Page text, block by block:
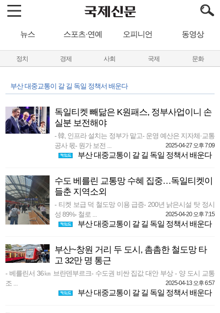
뉴스 스포츠·연예 오피니언 동영상
정치 경제 사회 국제 문화
부산 대중교통이 갈 길 독일 정책서 배운다
독일티켓 빼닮은 K원패스, 정부사업이니 손
실분 보전해야
- 韓, 인프라 설치는 정부가 맡고- 운영 예산은 지자체·교통
공사 몫- 원가 보전 ...
2025-04-27 오후 7:09
부산 대중교통이 갈 길 독일 정책서 배운다
수도 베를린 교통망 수혜 집중…독일티켓이
들춘 지역소외
- 티켓 보급 덕 철도망 이용 급증- 200년 낡은시설 탓 정시
성 89%- 철로 ...
2025-04-20 오후 7:15
부산 대중교통이 갈 길 독일 정책서 배운다
부산~창원 거리 두 도시, 촘촘한 철도망 타
고 32만 명 통근
- 베를린서 36㎞ 브란덴부르크- 수도권 비싼 집값 대안 부상 - 양 도시 교통
조 ...
2025-04-13 오후 6:57
부산 대중교통이 갈 길 독일 정책서 배운다